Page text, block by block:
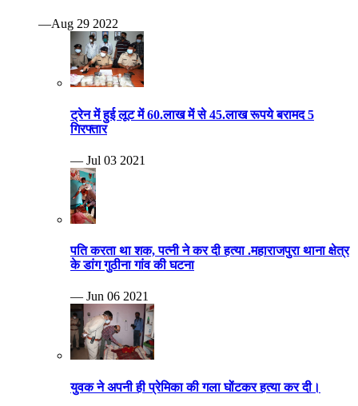
—Aug 29 2022
ट्रेन में हुई लूट में 60.लाख में से 45.लाख रूपये बरामद 5
गिरफ्तार
— Jul 03 2021
पति करता था शक, पत्नी ने कर दी हत्या .महाराजपुरा थाना क्षेत्र
के डांग गुठीना गांव की घटना
— Jun 06 2021
युवक ने अपनी ही प्रेमिका की गला घोंटकर हत्या कर दी।